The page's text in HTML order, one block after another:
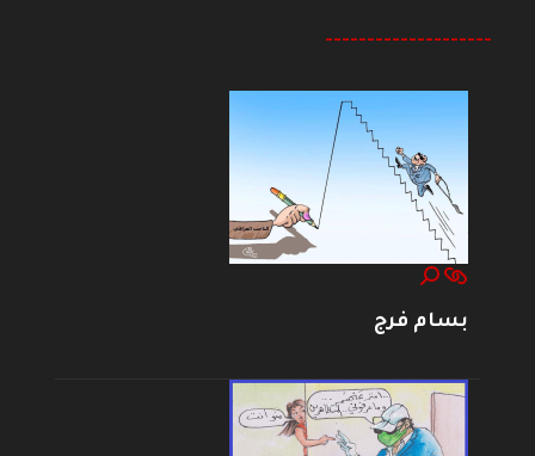
--------------------
بسام فرج